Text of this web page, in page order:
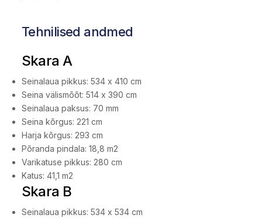
Tehnilised andmed
Skara A
Seinalaua pikkus: 534 x 410 cm
Seina välismõõt: 514 x 390 cm
Seinalaua paksus: 70 mm
Seina kõrgus: 221 cm
Harja kõrgus: 293 cm
Põranda pindala: 18,8 m2
Varikatuse pikkus: 280 cm
Katus: 41,1 m2
Skara B
Seinalaua pikkus: 534 x 534 cm